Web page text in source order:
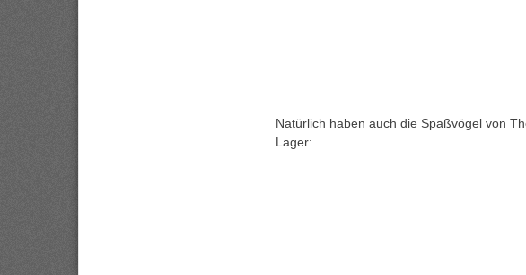
Natürlich haben auch die Spaßvögel von
Lager: